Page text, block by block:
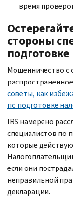
время
стороны
Мошенничество с
советы, как
по подготовке
IRS намерено
специалистов по
которые
если они
неправильной
декларации.